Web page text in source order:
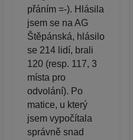
přáním =-). Hlásila
jsem se na AG
Štěpánská, hlásilo
se 214 lidí, brali
120 (resp. 117, 3
místa pro
odvolání). Po
matice, u který
jsem vypočítala
správně snad